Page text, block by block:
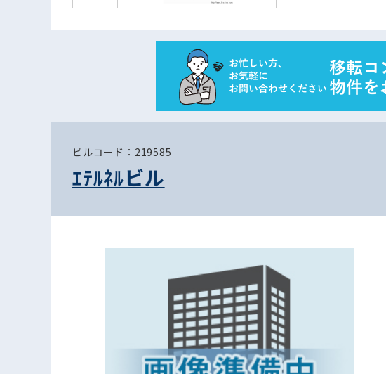
ビルコード：219585
ｴﾃﾙﾈﾙビル